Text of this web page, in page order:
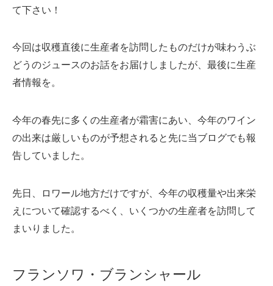
て下さい！
今回は収穫直後に生産者を訪問したものだけが味わうぶ
どうのジュースのお話をお届けしましたが、最後に生産
者情報を。
今年の春先に多くの生産者が霜害にあい、今年のワイン
の出来は厳しいものが予想されると先に当ブログでも報
告していました。
先日、ロワール地方だけですが、今年の収穫量や出来栄
えについて確認するべく、いくつかの生産者を訪問して
まいりました。
フランソワ・ブランシャール